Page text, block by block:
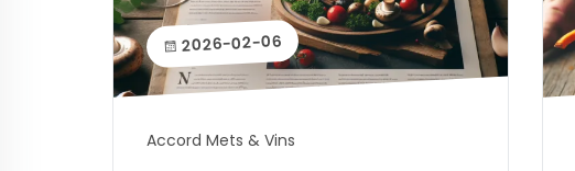
2026-02-06
Accord Mets & Vins